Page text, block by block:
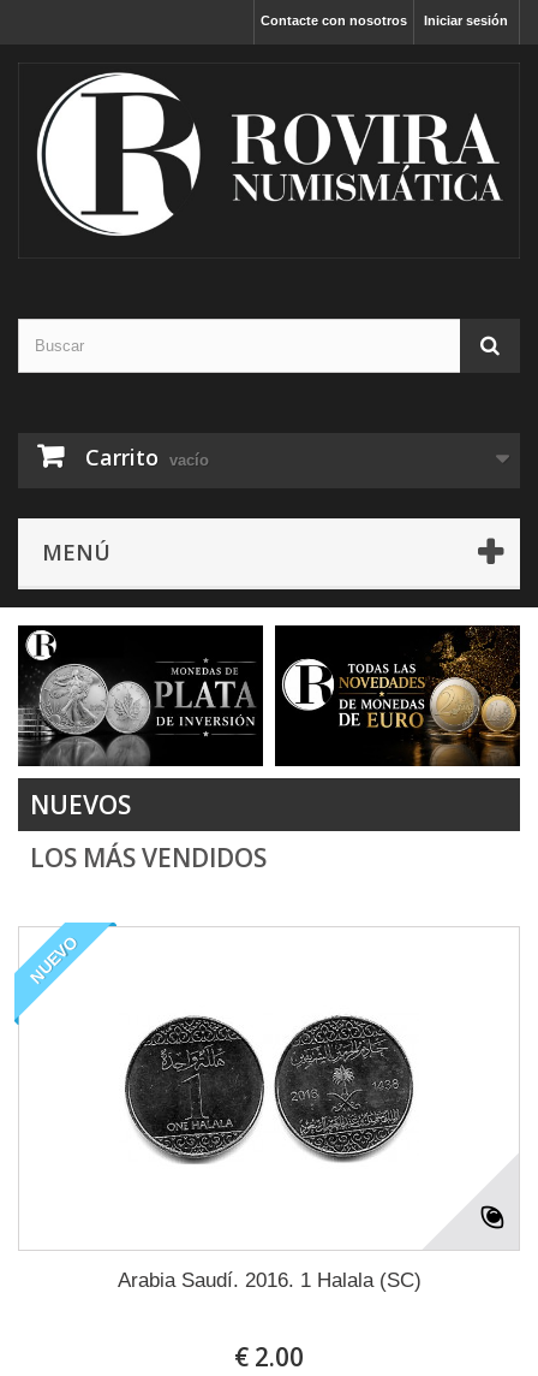
Iniciar sesión
Contacte con nosotros
Carrito vacío
MENÚ
NUEVOS
LOS MÁS VENDIDOS
NUEVO
Arabia Saudí. 2016. 1 Halala (SC)
€ 2.00